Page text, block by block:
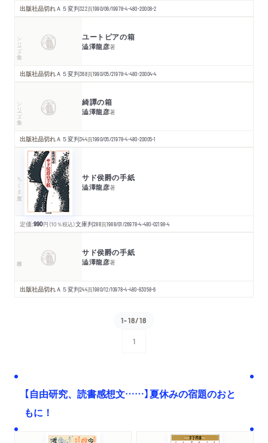
出版社品切れＡ５変判322頁1990/06/19978-4-480-20008-2
シリーズ・全集 ユートピアの箱
澁澤龍彦著
出版社品切れＡ５変判368頁1990/05/21978-4-480-20004-4
シリーズ・全集 綺譚の箱
澁澤龍彦著
出版社品切れＡ５変判344頁1990/05/21978-4-480-20005-1
ちくま文庫 サド侯爵の手紙
澁澤龍彦著
定価:990円 （10％税込）文庫判288頁1988/01/26978-4-480-02198-4
サド侯爵の手紙
澁澤龍彦著
出版社品切れＡ５変判244頁1980/12/10978-4-480-83058-6
1-18/18
1
【自由研究、読書感想文……】夏休みの宿題のおと
もに！